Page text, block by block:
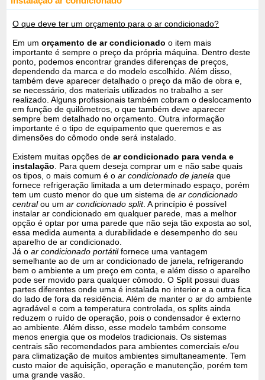
O que deve ter um orçamento para o ar condicionado?
Em umorçamento de ar condicionado o item mais
importante é sempre o preço da própria máquina. Dentro deste
ponto, podemos encontrar grandes diferenças de preços,
dependendo da marca e do modelo escolhido. Além disso,
também deve aparecer detalhado o preço da mão de obra e,
se necessário, dos materiais utilizados no trabalho a ser
realizado. Alguns profissionais também cobram o deslocamento
em função de quilômetros, o que também deve aparecer
sempre bem detalhado no orçamento. Outra informação
importante é o tipo de equipamento que queremos e as
dimensões do cômodo onde será instalado.
Existem muitas opções dear condicionado para venda e
instalação . Para quem deseja comprar um e não sabe quais
os tipos, o mais comum é oar condicionado de janela que
fornece refrigeração limitada a um determinado espaço, porém
tem um custo menor do que um sistema dear condicionado
centralou umar condicionado split. A princípio é possível
instalar ar condicionado em qualquer parede, mas a melhor
opção é optar por uma parede que não seja tão exposta ao sol,
essa medida aumenta a durabilidade e desempenho do seu
aparelho de ar condicionado.
Já oar condicionado portátilfornece uma vantagem
semelhante ao de um ar condicionado de janela, refrigerando
bem o ambiente a um preço em conta, e além disso o aparelho
pode ser movido para qualquer cômodo. O Split possui duas
partes diferentes onde uma é instalada no interior e a outra fica
do lado de fora da residência. Além de manter o ar do ambiente
agradável e com a temperatura controlada, os splits ainda
reduzem o ruído de operação, pois o condensador é externo
ao ambiente. Além disso, esse modelo também consome
menos energia que os modelos tradicionais. Os sistemas
centrais são recomendados para ambientes comerciais e/ou
para climatização de muitos ambientes simultaneamente. Tem
custo maior de aquisição, operação e manutenção, porém tem
uma grande vasão.